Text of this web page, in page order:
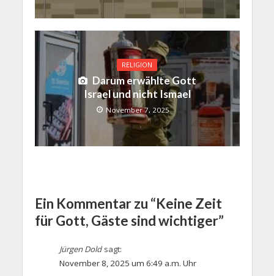
RELIGION
Darum erwählte Gott
Israel und nicht Ismael
November 7, 2025
Ein Kommentar zu “Keine Zeit
für Gott, Gäste sind wichtiger”
Jürgen Dold sagt:
November 8, 2025 um 6:49 a.m. Uhr